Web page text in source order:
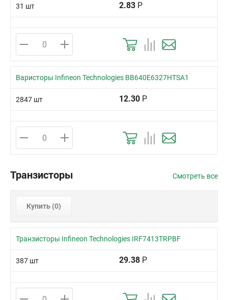
31 шт 2.83 Р
Варисторы Infineon Technologies BB640E6327HTSA1
2847 шт 12.30 Р
Транзисторы Смотреть все
Купить (0)
Транзисторы Infineon Technologies IRF7413TRPBF
387 шт 29.38 Р